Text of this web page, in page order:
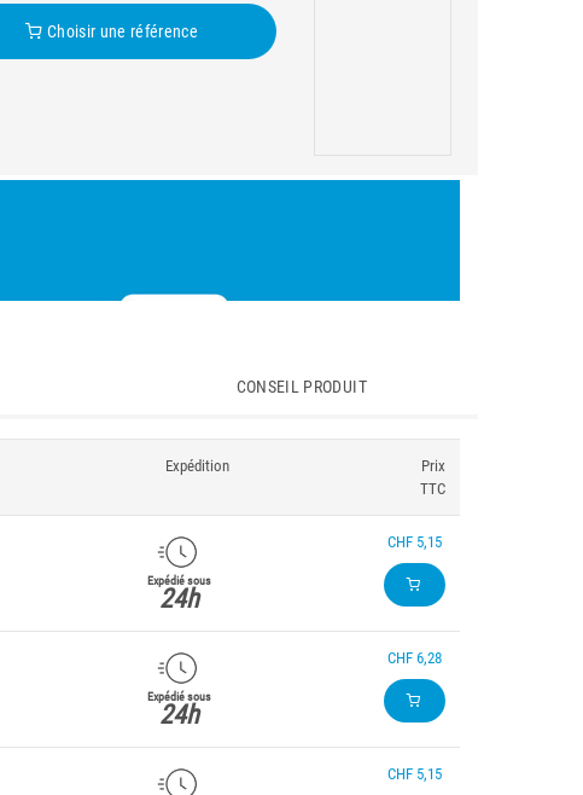
Choisir une référence
CONSEIL PRODUIT
Expédition
Prix
TTC
Expédié sous
24h
CHF 5,15
Expédié sous
24h
CHF 6,28
CHF 5,15